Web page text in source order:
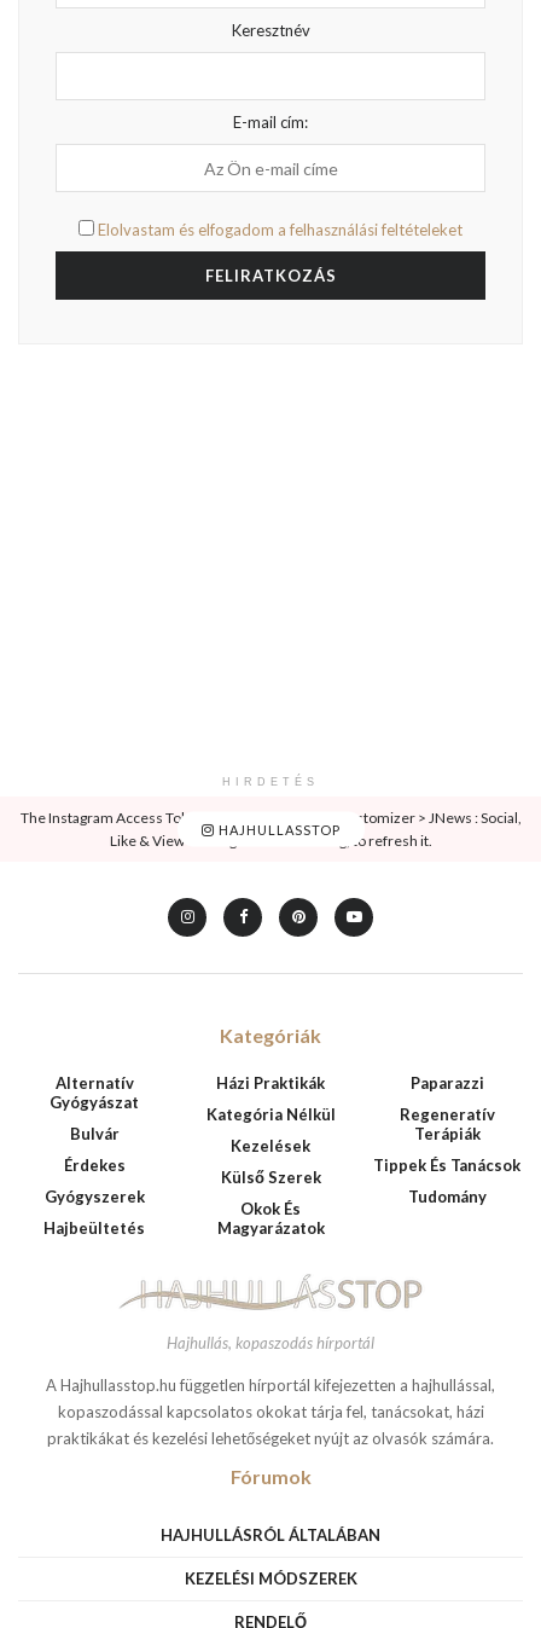
Keresztnév
E-mail cím:
Elolvastam és elfogadom a felhasználási feltételeket
HIRDETÉS
HAJHULLASSTOP
The Instagram Access Token is expired, Go to the Customizer > JNews : Social,
Like & View > Instagram Feed Setting, to refresh it.
Kategóriák
Alternatív
Gyógyászat
Bulvár
Érdekes
Gyógyszerek
Hajbeültetés
Házi Praktikák
Kategória Nélkül
Kezelések
Külső Szerek
Okok És
Magyarázatok
Paparazzi
Regeneratív
Terápiák
Tippek És Tanácsok
Tudomány
Hajhullás, kopaszodás hírportál
A Hajhullasstop.hu független hírportál kifejezetten a hajhullással,
kopaszodással kapcsolatos okokat tárja fel, tanácsokat, házi
praktikákat és kezelési lehetőségeket nyújt az olvasók számára.
Fórumok
HAJHULLÁSRÓL ÁLTALÁBAN
KEZELÉSI MÓDSZEREK
RENDELŐ